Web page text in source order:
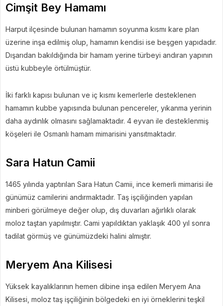
Cimşit Bey Hamamı
Harput ilçesinde bulunan hamamın soyunma kısmı kare plan
üzerine inşa edilmiş olup, hamamın kendisi ise beşgen yapıdadır.
Dışarıdan bakıldığında bir hamam yerine türbeyi andıran yapının
üstü kubbeyle örtülmüştür.
İki farklı kapısı bulunan ve iç kısmı kemerlerle desteklenen
hamamın kubbe yapısında bulunan pencereler, yıkanma yerinin
daha aydınlık olmasını sağlamaktadır. 4 eyvan ile desteklenmiş
köşeleri ile Osmanlı hamam mimarisini yansıtmaktadır.
Sara Hatun Camii
1465 yılında yaptırılan Sara Hatun Camii, ince kemerli mimarisi ile
günümüz camilerini andırmaktadır. Taş işçiliğinden yapılan
minberi görülmeye değer olup, dış duvarları ağırlıklı olarak
moloz taştan yapılmıştır. Cami yapıldıktan yaklaşık 400 yıl sonra
tadilat görmüş ve günümüzdeki halini almıştır.
Meryem Ana Kilisesi
Yüksek kayalıklarının hemen dibine inşa edilen Meryem Ana
Kilisesi, moloz taş işçiliğinin bölgedeki en iyi örneklerini teşkil